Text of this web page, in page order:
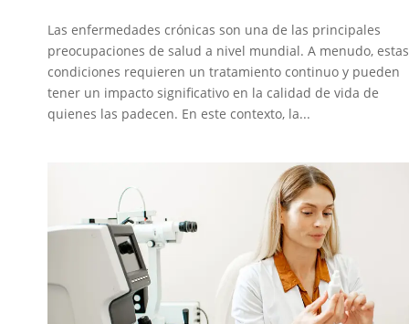
Las enfermedades crónicas son una de las principales
preocupaciones de salud a nivel mundial. A menudo, estas
condiciones requieren un tratamiento continuo y pueden
tener un impacto significativo en la calidad de vida de
quienes las padecen. En este contexto, la...